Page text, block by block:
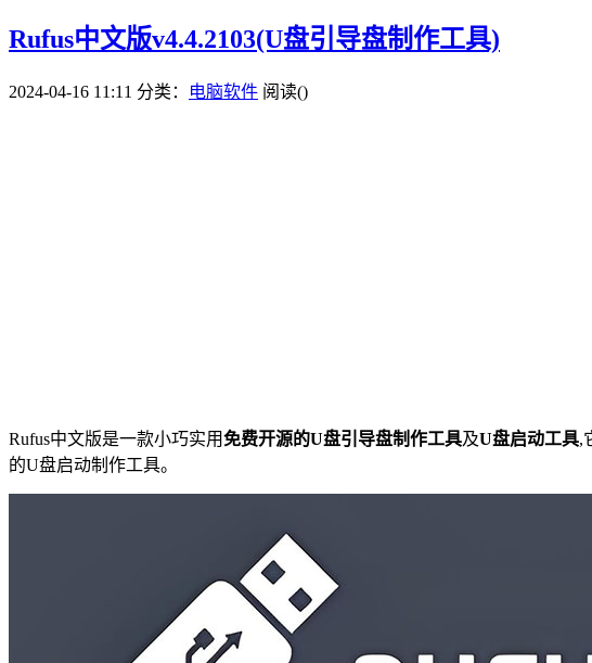
Rufus中文版v4.4.2103(U盘引导盘制作工具)
2024-04-16 11:11 分类： 电脑软件 阅读()
Rufus中文版是一款小巧实用免费开源的U盘引导盘制作工具及U盘启动工具,
的U盘启动制作工具。